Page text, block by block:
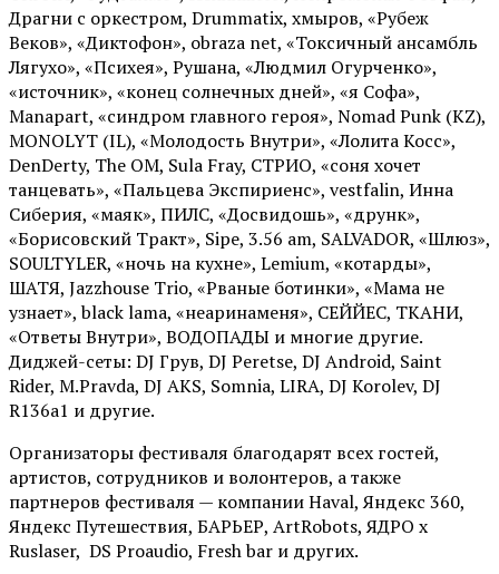
Драгни с оркестром, Drummatix, хмыров, «Рубеж
Веков», «Диктофон», obraza net, «Токсичный ансамбль
Лягухо», «Психея», Рушана, «Людмил Огурченко»,
«источник», «конец солнечных дней», «я Софа»,
Manapart, «синдром главного героя», Nomad Punk (KZ),
MONOLYT (IL), «Молодость Внутри», «Лолита Косс»,
DenDerty, The OM, Sula Fray, СТРИО, «соня хочет
танцевать», «Пальцева Экспириенс», vestfalin, Инна
Сиберия, «маяк», ПИЛС, «Досвидошь», «друнк»,
«Борисовский Тракт», Sipe, 3.56 am, SALVADOR, «Шлюз»,
SOULTYLER, «ночь на кухне», Lemium, «котарды»,
ШАТЯ, Jazzhouse Trio, «Рваные ботинки», «Мама не
узнает», black lama, «неаринаменя», СЕЙЙЕС, ТКАНИ,
«Ответы Внутри», ВОДОПАДЫ и многие другие.
Диджей-сеты: DJ Грув, DJ Peretse, DJ Android, Saint
Rider, М.Pravda, DJ AKS, Somnia, LIRA, DJ Korolev, DJ
R136a1 и другие.
Организаторы фестиваля благодарят всех гостей,
артистов, сотрудников и волонтеров, а также
партнеров фестиваля — компании Haval, Яндекс 360,
Яндекс Путешествия, БАРЬЕР, ArtRobots, ЯДРО х
Ruslaser, DS Proaudio, Fresh bar и других.